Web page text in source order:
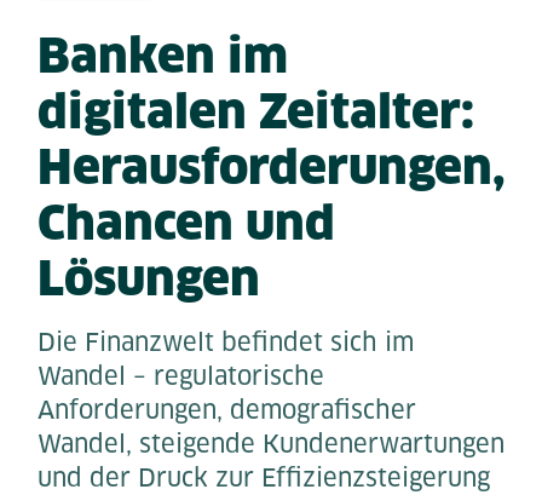
Banken im
digitalen Zeitalter:
Herausforderungen,
Chancen und
Lösungen
Die Finanzwelt befindet sich im
Wandel – regulatorische
Anforderungen, demografischer
Wandel, steigende Kundenerwartungen
und der Druck zur Effizienzsteigerung